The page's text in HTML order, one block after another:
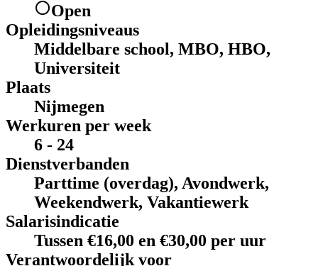
Open
Opleidingsniveaus
Middelbare school, MBO, HBO,
Universiteit
Plaats
Nijmegen
Werkuren per week
6 - 24
Dienstverbanden
Parttime (overdag), Avondwerk,
Weekendwerk, Vakantiewerk
Salarisindicatie
Tussen €16,00 en €30,00 per uur
Verantwoordelijk voor